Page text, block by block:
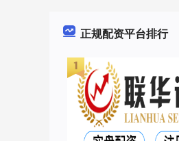
正规配资平台排行